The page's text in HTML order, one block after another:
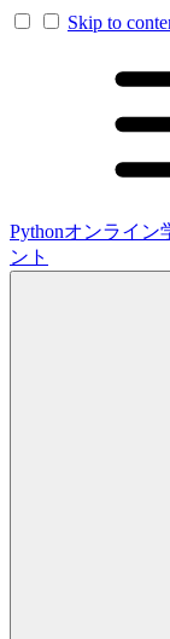
Skip to
Pythonオンライン
ント